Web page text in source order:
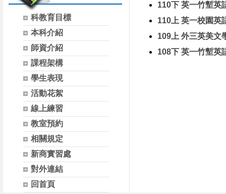
科教育目標
本科介紹
師資介紹
課程架構
學生表現
活動花絮
線上練習
教室預約
相關規定
新商實習處
對外連結
回首頁
110下 英一竹塹英
110上 英一校園英
109上 外三英美文
108下 英一竹塹英